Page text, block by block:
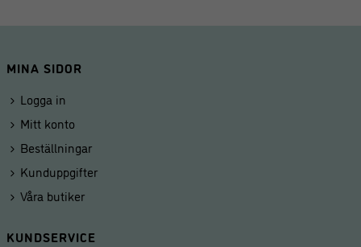
MINA SIDOR
Logga in
Mitt konto
Beställningar
Kunduppgifter
Våra butiker
KUNDSERVICE